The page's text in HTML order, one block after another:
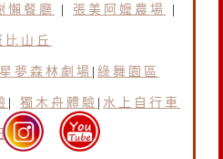
懶餐廳 | 張美阿嬤農場 |
比山丘
星夢森林劇場 | 綠舞園區
| 獨木舟體驗 | 水上自行車
遊